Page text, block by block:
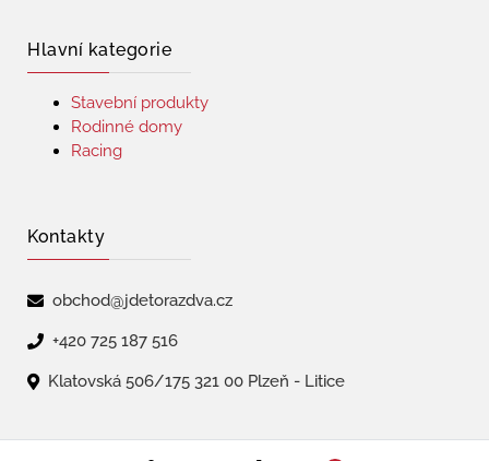
Hlavní kategorie
Stavební produkty
Rodinné domy
Racing
Kontakty
obchod@jdetorazdva.cz
+420 725 187 516
Klatovská 506/175 321 00 Plzeň - Litice